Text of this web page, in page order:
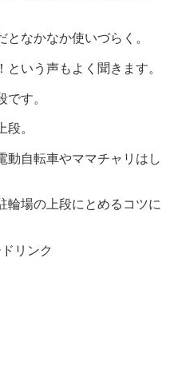
なかなか使いづらく。
いう声もよく聞きます。
す。
。
動自転車やママチャリはし
輪場の上段にとめるコツに
リンク